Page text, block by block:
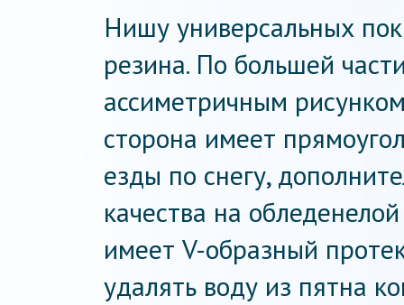
Нишу универсальных
резина. По большей
ассиметричным
сторона имеет
езды по снегу,
качества на
имеет V-образный
удалять воду из пятна